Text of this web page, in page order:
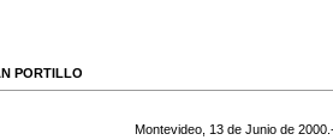
PORTILLO
Montevideo, 13 de Junio de 2000